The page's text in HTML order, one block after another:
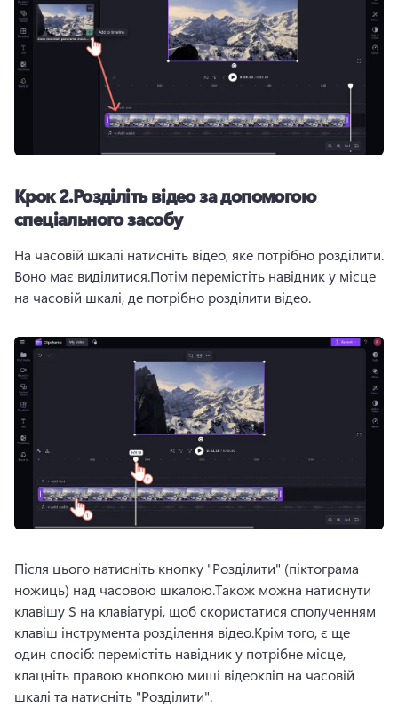
Крок 2.Розділіть відео за допомогою
спеціального засобу
На часовій шкалі натисніть відео, яке потрібно розділити.
Воно має виділитися.Потім перемістіть навідник у місце
на часовій шкалі, де потрібно розділити відео.
Після цього натисніть кнопку "Розділити" (піктограма
ножиць) над часовою шкалою.Також можна натиснути
клавішу S на клавіатурі, щоб скористатися сполученням
клавіш інструмента розділення відео.Крім того, є ще
один спосіб: перемістіть навідник у потрібне місце,
клацніть правою кнопкою миші відеокліп на часовій
шкалі та натисніть "Розділити".